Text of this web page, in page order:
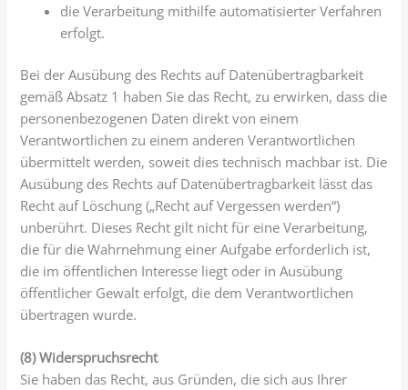
die Verarbeitung mithilfe automatisierter Verfahren
erfolgt.
Bei der Ausübung des Rechts auf Datenübertragbarkeit
gemäß Absatz 1 haben Sie das Recht, zu erwirken, dass die
personenbezogenen Daten direkt von einem
Verantwortlichen zu einem anderen Verantwortlichen
übermittelt werden, soweit dies technisch machbar ist. Die
Ausübung des Rechts auf Datenübertragbarkeit lässt das
Recht auf Löschung („Recht auf Vergessen werden“)
unberührt. Dieses Recht gilt nicht für eine Verarbeitung,
die für die Wahrnehmung einer Aufgabe erforderlich ist,
die im öffentlichen Interesse liegt oder in Ausübung
öffentlicher Gewalt erfolgt, die dem Verantwortlichen
übertragen wurde.
(8) Widerspruchsrecht
Sie haben das Recht, aus Gründen, die sich aus Ihrer